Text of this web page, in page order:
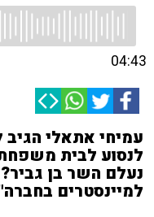
04:43
עמיחי אתאלי הגיב
לנסוע לבית
נעלם השר בן
למיינסטרים